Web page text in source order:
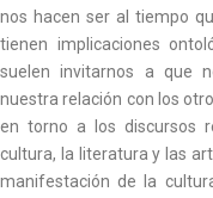
nos hacen ser al tiempo
tienen implicaciones
suelen invitarnos a que
nuestra relación con los
en torno a los discursos
cultura, la literatura y las
manifestación de la